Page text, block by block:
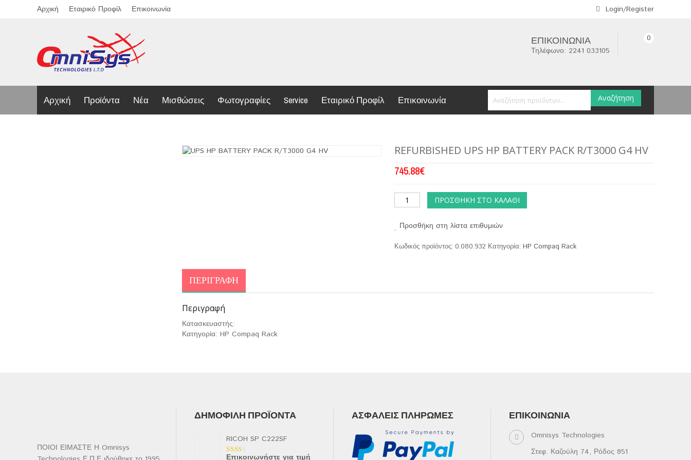
Αρχική Εταιρικό Προφίλ Επικοινωνία Login/Register
ΕΠΙΚΟΙΝΩΝΊΑ
Τηλέφωνο: 2241 033105
0
Αρχική Προϊόντα Νέα Μισθώσεις Φωτογραφίες Service Εταιρικό Προφίλ Επικοινωνία Αναζήτηση
REFURBISHED UPS HP BATTERY PACK R/T3000 G4 HV
745.88€
ΠΡΟΣΘΉΚΗ ΣΤΟ ΚΑΛΆΘΙ
Προσθήκη στη λίστα επιθυμιών
Κωδικός προϊόντος:0.080.932 Κατηγορία:HP Compaq Rack
ΠΕΡΙΓΡΑΦΉ
Περιγραφή
Κατασκευαστής:
Κατηγορία: HP Compaq Rack
ΠΟΙΟΙ ΕΙΜΑΣΤΕ Η Omnisys
ΔΗΜΟΦΙΛΉ ΠΡΟΪΌΝΤΑ
RICOH SP C222SF
Επικοινωνήστε για τιμή
ΑΣΦΑΛΕΊΣ ΠΛΗΡΩΜΈΣ ΕΠΙΚΟΙΝΩΝΊΑ
Omnisys Technologies
Στεφ. Καζούλη 74, Ρόδος 851